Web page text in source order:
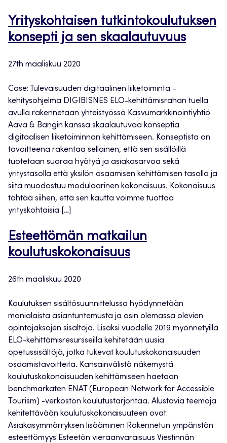
Yrityskohtaisen tutkintokoulutuksen
konsepti ja sen skaalautuvuus
27th maaliskuu 2020
Case: Tulevaisuuden digitaalinen liiketoiminta –
kehitysohjelma DIGIBISNES ELO-kehittämisrahan tuella
avulla rakennetaan yhteistyössä Kasvumarkkinointiyhtiö
Aava & Bangin kanssa skaalautuvaa konseptia
digitaalisen liiketoiminnan kehittämiseen. Konseptista on
tavoitteena rakentaa sellainen, että sen sisällöillä
tuotetaan suoraa hyötyä ja asiakasarvoa sekä
yritystasolla että yksilön osaamisen kehittämisen tasolla ja
siitä muodostuu modulaarinen kokonaisuus. Kokonaisuus
tähtää siihen, että sen kautta voimme tuottaa
yrityskohtaisia […]
Esteettömän matkailun
koulutuskokonaisuus
26th maaliskuu 2020
Koulutuksen sisältösuunnittelussa hyödynnetään
monialaista asiantuntemusta ja osin olemassa olevien
opintojaksojen sisältöjä. Lisäksi vuodelle 2019 myönnetyillä
ELO-kehittämisresursseilla kehitetään uusia
opetussisältöjä, jotka tukevat koulutuskokonaisuuden
osaamistavoitteita. Kansainvälistä näkemystä
koulutuskokonaisuuden kehittämiseen haetaan
benchmarkaten ENAT (European Network for Accessible
Tourism) -verkoston koulutustarjontaa. Alustavia teemoja
kehitettävään koulutuskokonaisuuteen ovat:
Asiakasymmärryksen lisääminen Rakennetun ympäristön
esteettömyys Esteetön vieraanvaraisuus Viestinnän